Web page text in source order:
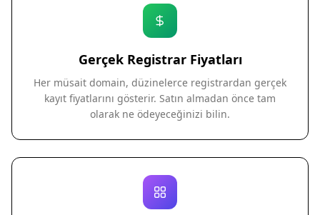
Gerçek Registrar Fiyatları
Her müsait domain, düzinelerce registrardan gerçek
kayıt fiyatlarını gösterir. Satın almadan önce tam
olarak ne ödeyeceğinizi bilin.